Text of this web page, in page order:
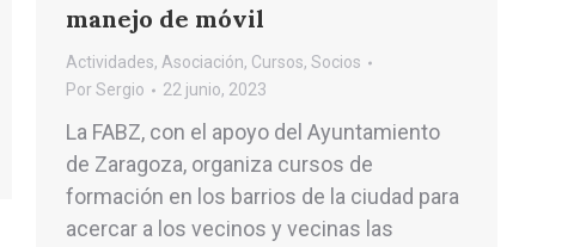
manejo de móvil
Actividades, Asociación, Cursos, Socios
PorSergio 22 junio, 2023
La FABZ, con el apoyo del Ayuntamiento
de Zaragoza, organiza cursos de
formación en los barrios de la ciudad para
acercar a los vecinos y vecinas las